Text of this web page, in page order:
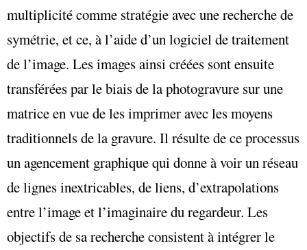
multiplicité comme stratégie avec une recherche de
symétrie, et ce, à l’aide d’un logiciel de traitement
de l’image. Les images ainsi créées sont ensuite
transférées par le biais de la photogravure sur une
matrice en vue de les imprimer avec les moyens
traditionnels de la gravure. Il résulte de ce processus
un agencement graphique qui donne à voir un réseau
de lignes inextricables, de liens, d’extrapolations
entre l’image et l’imaginaire du regardeur. Les
objectifs de sa recherche consistent à intégrer le